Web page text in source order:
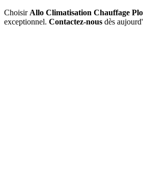
Choisir Allo Climatisation Chauffage
exceptionnel. Contactez-nous dès